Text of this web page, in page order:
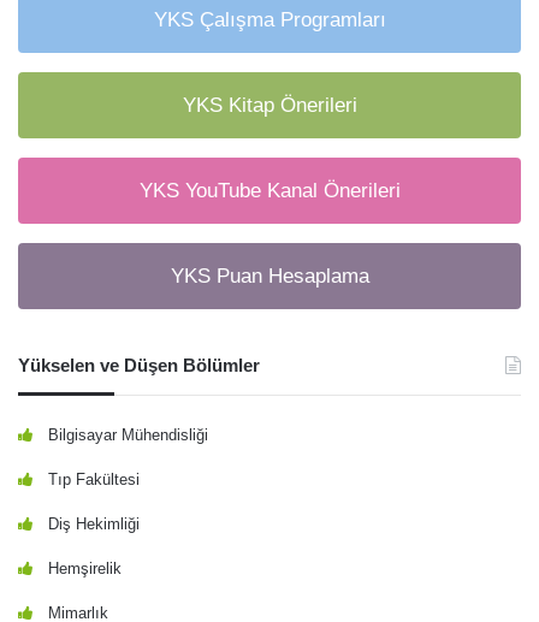
YKS Çalışma Programları
YKS Kitap Önerileri
YKS YouTube Kanal Önerileri
YKS Puan Hesaplama
Yükselen ve Düşen Bölümler
Bilgisayar Mühendisliği
Tıp Fakültesi
Diş Hekimliği
Hemşirelik
Mimarlık